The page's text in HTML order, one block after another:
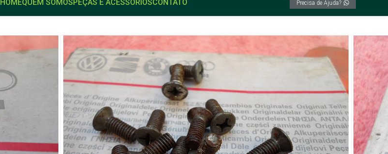
HOMEQUEM SOMOSPEÇAS E ACESSÓRIOSCONTATO Precisa de Ajuda?
Início VW
VARIANT
Parafuso Fechadura Original VW Variant Brasília Maçaneta Trinco Fusca
Parafuso Fechadura Original VW
Variant Brasília Maçaneta Trinco
Fusca